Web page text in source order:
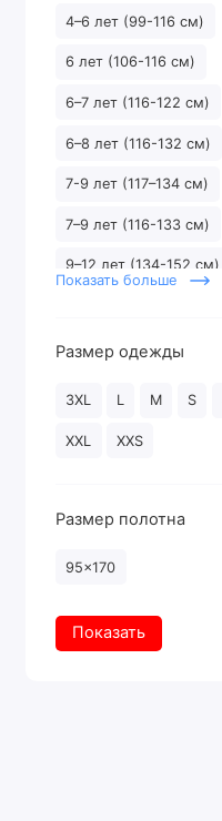
4–6 лет (99-116 см)
6 лет (106-116 см)
6–7 лет (116-122 см)
6–8 лет (116-132 см)
7-9 лет (117–134 см)
7–9 лет (116-133 см)
9–12 лет (134-152 см)
10–13 лет (134-158 см)
Показать больше
Размер одежды
3XL L M S
XXL XXS
Размер полотна
95x170
Показать